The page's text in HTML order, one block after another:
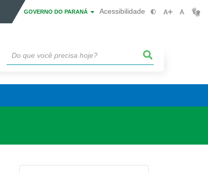
GOVERNO DO PARANÁ Acessibilidade